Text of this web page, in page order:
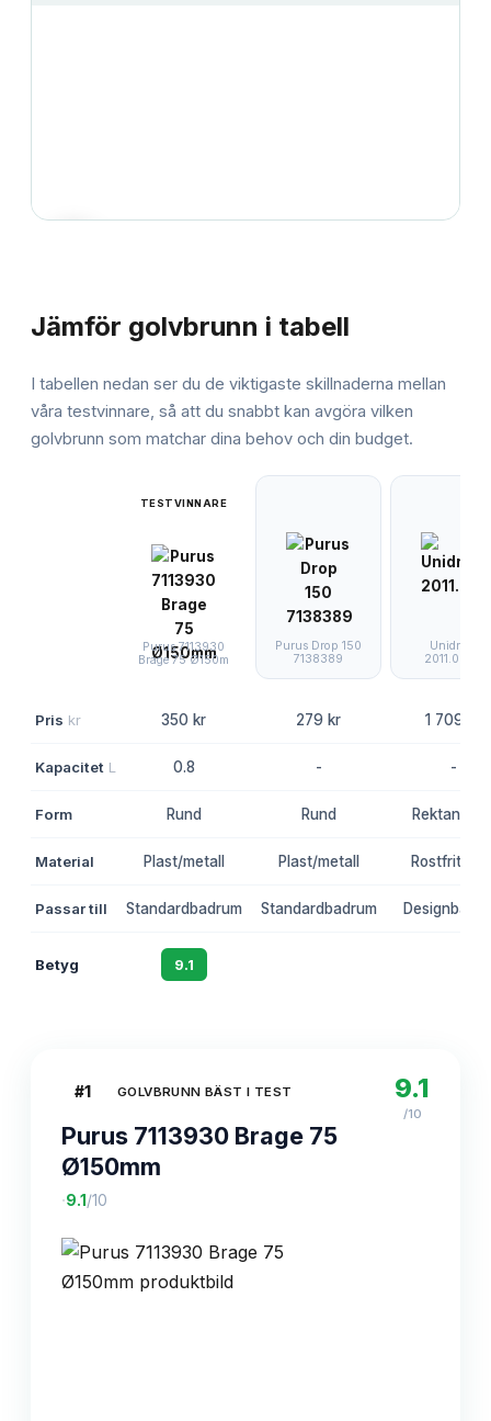
Jämför golvbrunn i tabell
I tabellen nedan ser du de viktigaste skillnaderna mellan
våra testvinnare, så att du snabbt kan avgöra vilken
golvbrunn som matchar dina behov och din budget.
TESTVINNARE
Purus 7113930
Brage 75 Ø150m
Purus Drop 150
7138389
Unidrain
2011.0200
Pris kr 350 kr 279 kr 1 709 kr
Kapacitet L 0.8 - -
Form Rund Rund
Material Plast/metall Plast/metall Rostfritt
Passar till Standardbadrum Standardbadrum
Betyg 9.1
#1 GOLVBRUNN BÄST I TEST
Purus 7113930 Brage 75
Ø150mm
·9.1 /10
9.1
/10